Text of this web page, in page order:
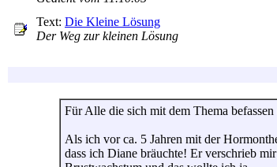
Text: Die Kleine Lösung
Der Weg zur kleinen Lösung
Für Alle die sich mit dem Thema
Als ich vor ca. 5 Jahren mit der
dass ich Diane bräuchte! Er verschrieb